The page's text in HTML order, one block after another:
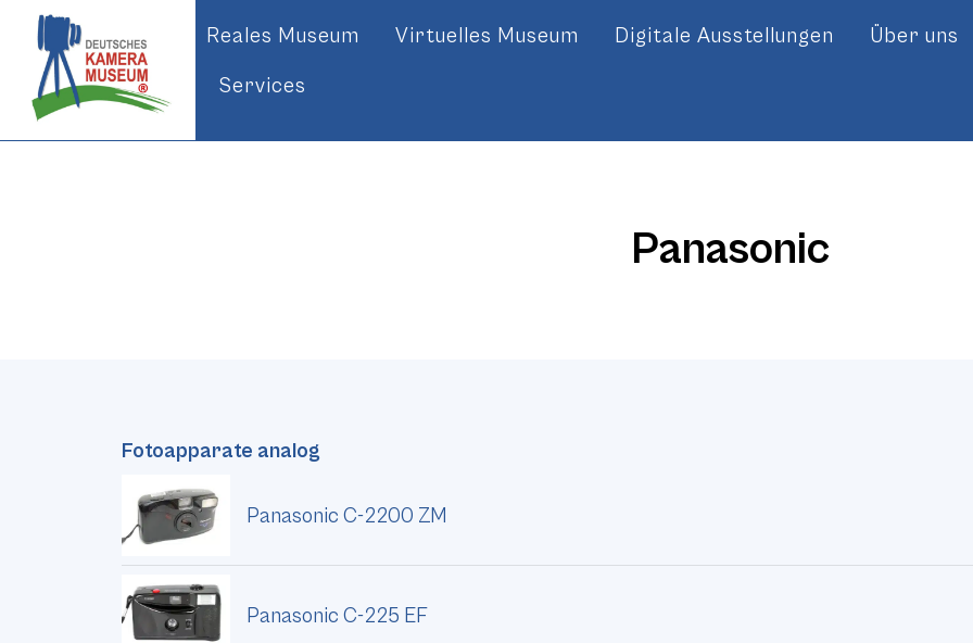
Reales Museum Virtuelles Museum Digitale Ausstellungen Über uns
Services
Panasonic
Fotoapparate analog
Panasonic C-2200 ZM
Panasonic C-225 EF